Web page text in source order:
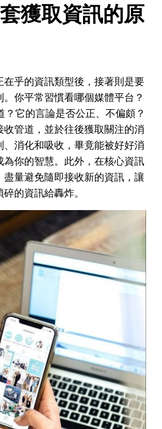
獲取資訊的原
在乎的資訊類型後，接著則是要
你平常習慣看哪個媒體平台？
？它的言論是否公正、不偏頗？
管道，並於往後獲取關注的消
、消化和吸收，畢竟能被好好消
為你的智慧。此外，在核心資訊
盡量避免隨即接收新的資訊，讓
的資訊給轟炸。